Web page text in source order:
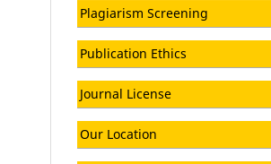
Plagiarism Screening
Publication Ethics
Journal License
Our Location